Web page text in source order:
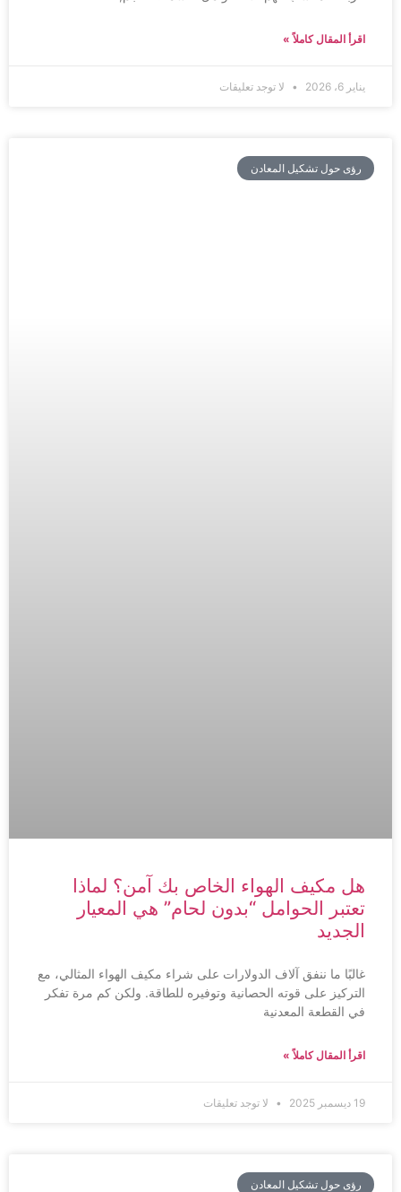
اقرأ المقال كاملاً »
يناير 6، 2026 لا توجد تعليقات
رؤى حول تشكيل المعادن
هل مكيف الهواء الخاص بك آمن؟ لماذا
تعتبر الحوامل “بدون لحام” هي المعيار
الجديد
غالبًا ما ننفق آلاف الدولارات على شراء مكيف الهواء المثالي، مع
التركيز على قوته الحصانية وتوفيره للطاقة. ولكن كم مرة تفكر
في القطعة المعدنية
اقرأ المقال كاملاً »
19 ديسمبر 2025 لا توجد تعليقات
رؤى حول تشكيل المعادن